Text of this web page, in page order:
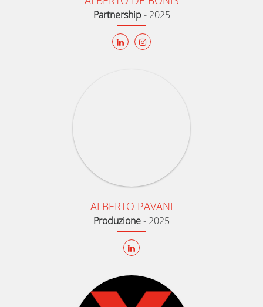
Partnership- 2025
ALBERTO PAVANI
Produzione- 2025